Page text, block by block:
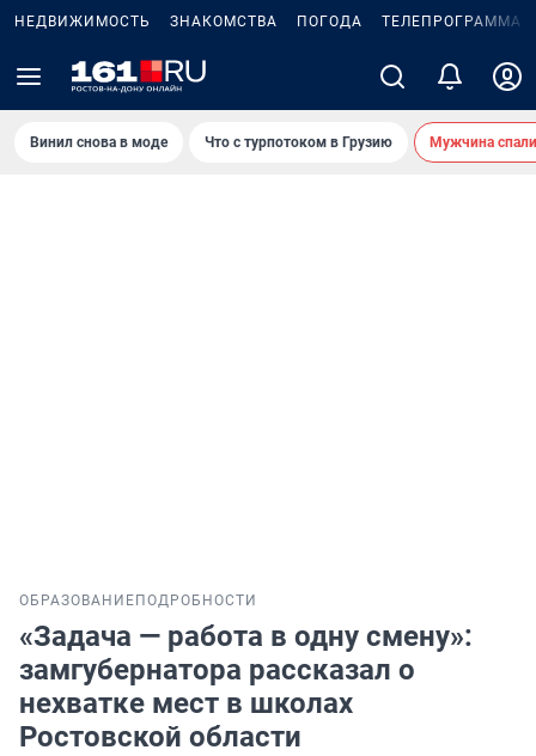
НЕДВИЖИМОСТЬ ЗНАКОМСТВА ПОГОДА ТЕЛЕПРОГРАММА
Винил снова в моде Что с турпотоком в Грузию Мужчина
ОБРАЗОВАНИЕ ПОДРОБНОСТИ
«Задача — работа в одну смену»:
замгубернатора рассказал о
нехватке мест в школах
Ростовской области